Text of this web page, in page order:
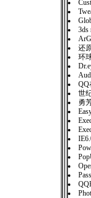
3ds
还
环
QQ
世
勇